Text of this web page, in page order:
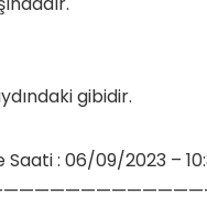
gibidir.
Saati : 06/09/2023 –